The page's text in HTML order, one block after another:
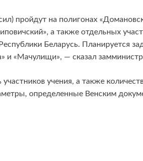
пройдут на полигонах
а также отдельных
Беларусь. Планируется
и «Мачулищи», — сказал
учения, а также
определенные Венским